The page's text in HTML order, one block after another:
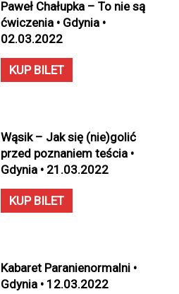
Paweł Chałupka – To nie są
ćwiczenia • Gdynia •
02.03.2022
KUP BILET
Wąsik – Jak się (nie)golić
przed poznaniem teścia •
Gdynia • 21.03.2022
KUP BILET
Kabaret Paranienormalni •
Gdynia • 12.03.2022